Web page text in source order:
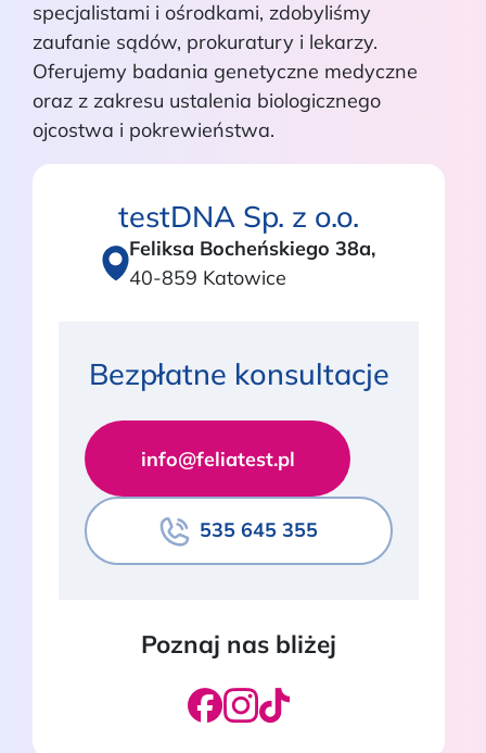
specjalistami i ośrodkami, zdobyliśmy
zaufanie sądów, prokuratury i lekarzy.
Oferujemy badania genetyczne medyczne
oraz z zakresu ustalenia biologicznego
ojcostwa i pokrewieństwa.
testDNA Sp. z o.o.
Feliksa Bocheńskiego 38a,
40-859 Katowice
Bezpłatne konsultacje
info@feliatest.pl
535 645 355
Poznaj nas bliżej